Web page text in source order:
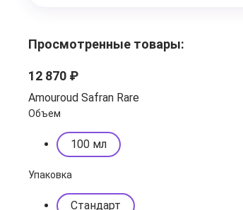
Просмотренные товары:
12 870 ₽
Amouroud Safran Rare
Объем
100 мл
Упаковка
Стандарт